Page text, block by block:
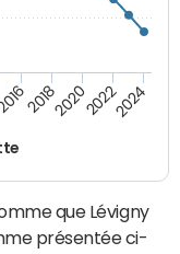
2018202020222024
que Lévigny
présentée ci-